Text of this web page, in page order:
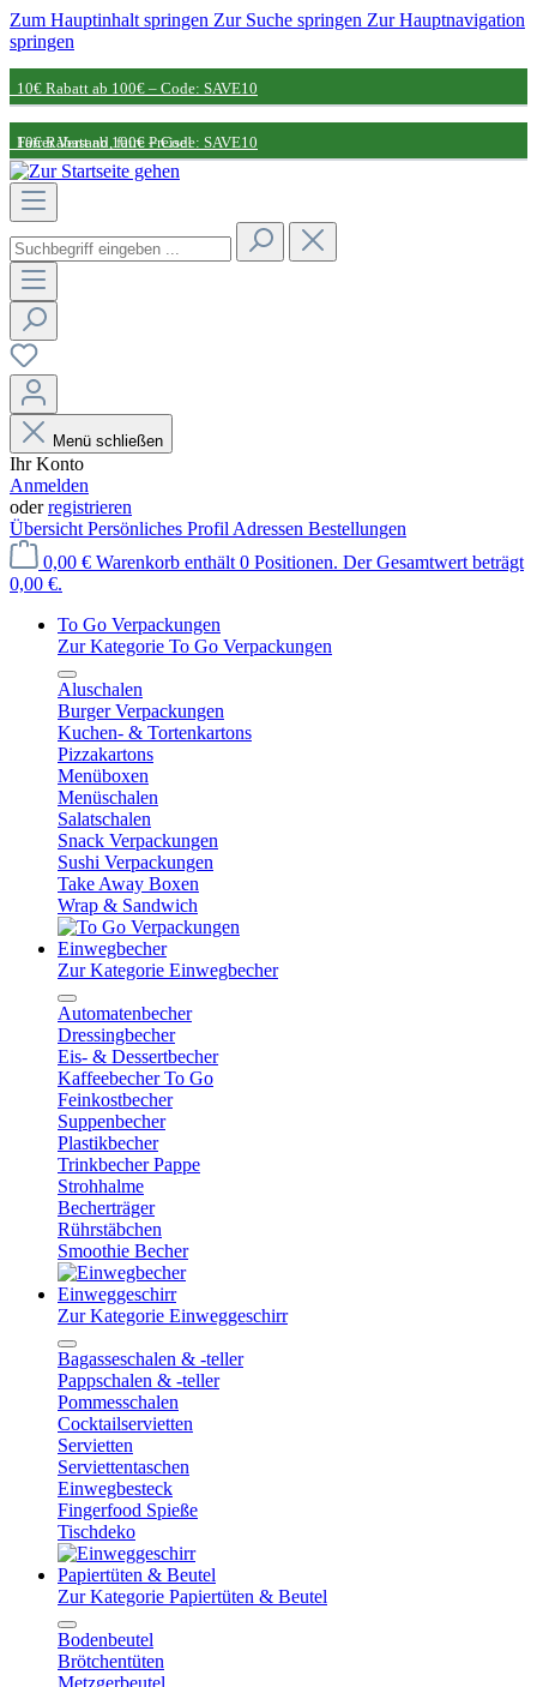
Zum Hauptinhalt springen Zur Suche springen Zur Hauptnavigation
springen
10€ Rabatt ab 100€ – Code: SAVE10
Fairer Versand, faire Preise!
Nachhaltige Partnerschaft
10€ Rabatt ab 100€ – Code: SAVE10
Fairer Versand, faire Preise!
Nachhaltige Partnerschaft
Menü schließen
Ihr Konto
Anmelden
oderregistrieren
Übersicht Persönliches Profil Adressen Bestellungen
0,00 € Warenkorb enthält 0 Positionen. Der Gesamtwert beträgt
0,00 €.
To Go Verpackungen
Zur Kategorie To Go Verpackungen
Aluschalen
Burger Verpackungen
Kuchen- & Tortenkartons
Pizzakartons
Menüboxen
Menüschalen
Salatschalen
Snack Verpackungen
Sushi Verpackungen
Take Away Boxen
Wrap & Sandwich
Einwegbecher
Zur Kategorie Einwegbecher
Automatenbecher
Dressingbecher
Eis- & Dessertbecher
Kaffeebecher To Go
Feinkostbecher
Suppenbecher
Plastikbecher
Trinkbecher Pappe
Strohhalme
Becherträger
Rührstäbchen
Smoothie Becher
Einweggeschirr
Zur Kategorie Einweggeschirr
Bagasseschalen & -teller
Pappschalen & -teller
Pommesschalen
Cocktailservietten
Servietten
Serviettentaschen
Einwegbesteck
Fingerfood Spieße
Tischdeko
Papiertüten & Beutel
Zur Kategorie Papiertüten & Beutel
Bodenbeutel
Brötchentüten
Metzgerbeutel